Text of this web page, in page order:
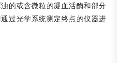
的或含微粒的凝血活酶和部分
过光学系统测定终点的仪器进